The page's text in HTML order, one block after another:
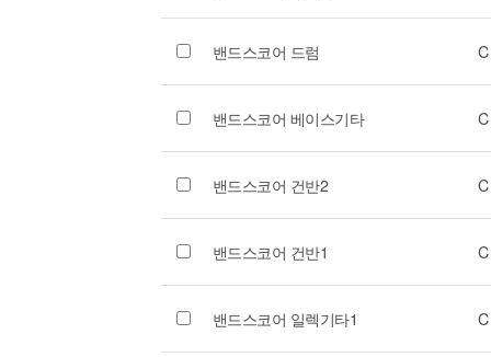
밴드스코어 드럼
밴드스코어 베이스기타
밴드스코어 건반2
밴드스코어 건반1
밴드스코어 일렉기타1